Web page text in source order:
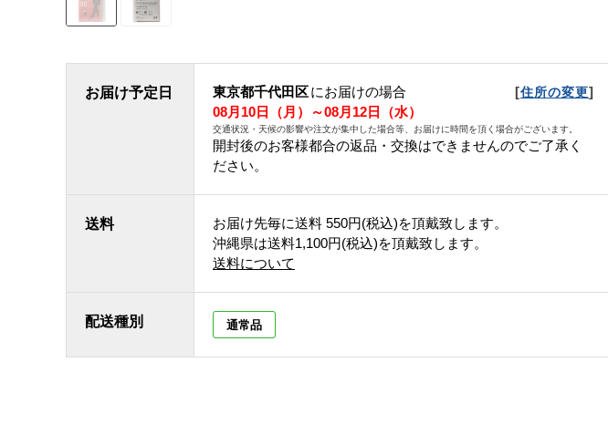
お届け予定日 東京都千代田区にお届けの場合 [住所の変更]
08月10日（月）～08月12日（水）
交通状況・天候の影響や注文が集中した場合等、お届けに時間を頂く場合がございます。
開封後のお客様都合の返品・交換はできませんのでご了承く
ださい。
送料 お届け先毎に送料 550円(税込)を頂戴致します。
沖縄県は送料1,100円(税込)を頂戴致します。
送料について
配送種別 通常品